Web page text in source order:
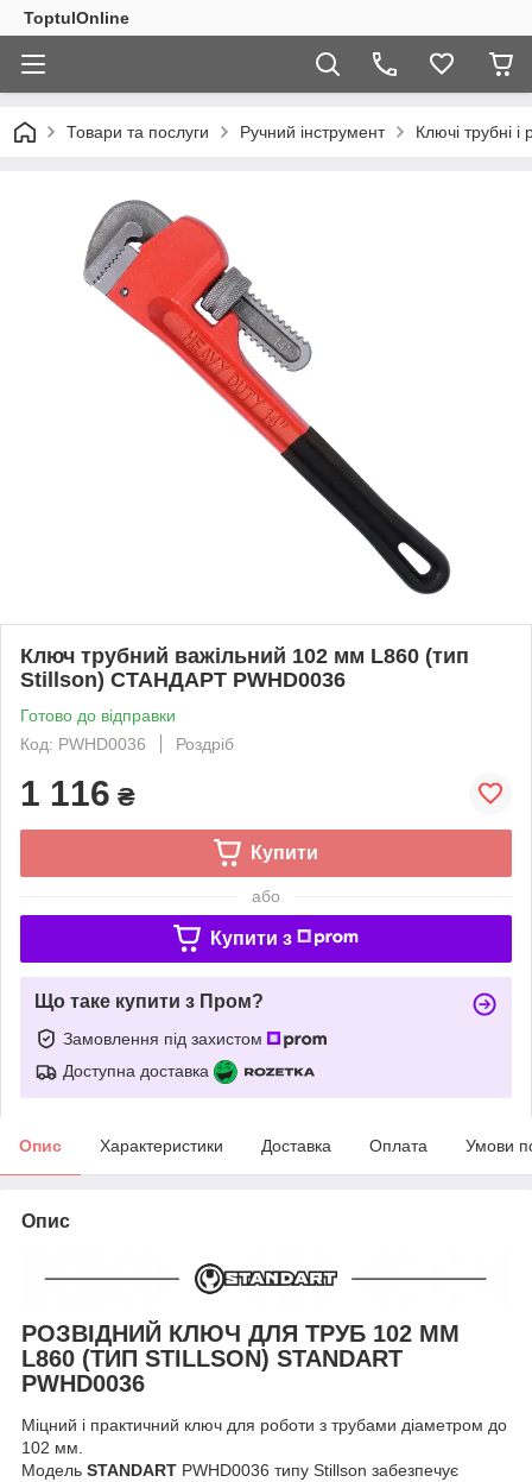
ToptulOnline
Товари та послуги Ручний інструмент Ключі трубні і
Ключ трубний важільний 102 мм L860 (тип
Stillson) СТАНДАРТ PWHD0036
Готово до відправки
Код: PWHD0036
Роздріб
1 116 ₴
Купити
або
Купити з
Що таке купити з Пром?
Замовлення під захистом
Доступна доставка
Опис Характеристики Доставка Оплата Умови
Опис
РОЗВІДНИЙ КЛЮЧ ДЛЯ ТРУБ 102 ММ
L860 (ТИП STILLSON) STANDART
PWHD0036
Міцний і практичний ключ для роботи з трубами діаметром до
102 мм.
Модель STANDART PWHD0036 типу Stillson забезпечує